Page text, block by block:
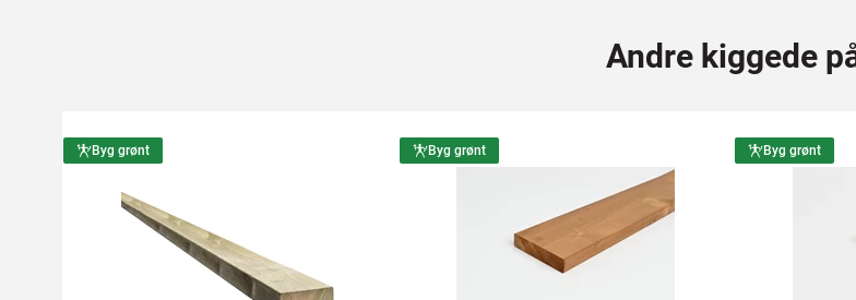
Andre kiggede
Byg grønt Byg grønt Byg grønt